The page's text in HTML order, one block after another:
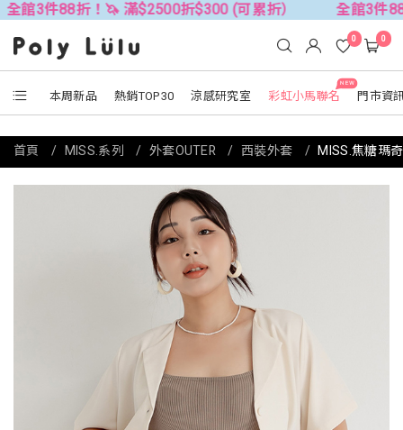
折！🦄 滿$2500折$300 (可累折） 全館3件88折！🦄
本周新品 熱銷TOP30 涼感研究室
NEW
彩虹小馬聯名 門市資
0 0
首頁 MISS.系列 外套OUTER 西裝外套 MISS.焦糖瑪